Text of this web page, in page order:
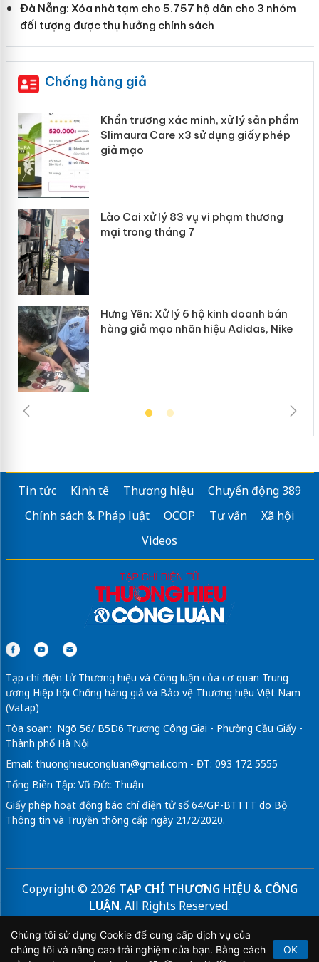
Đà Nẵng: Xóa nhà tạm cho 5.757 hộ dân cho 3 nhóm
đối tượng được thụ hưởng chính sách
Chống hàng giả
Khẩn trương xác minh, xử lý sản phẩm
Slimaura Care x3 sử dụng giấy phép
giả mạo
Lào Cai xử lý 83 vụ vi phạm thương
mại trong tháng 7
Hưng Yên: Xử lý 6 hộ kinh doanh bán
hàng giả mạo nhãn hiệu Adidas, Nike
Tin tức Kinh tế Thương hiệu
Chuyển động 389
Chính sách & Pháp luật
OCOP Tư vấn
Xã hội
Videos
Tạp chí điện tử Thương hiệu và Công luận của cơ quan Trung
ương Hiệp hội Chống hàng giả và Bảo vệ Thương hiệu Việt Nam
(Vatap)
Tòa soạn: Ngõ 56/ B5D6 Trương Công Giai - Phường Cầu Giấy -
Thành phố Hà Nội
Email: thuonghieucongluan@gmail.com - ĐT: 093 172 5555
Tổng Biên Tập: Vũ Đức Thuận
Giấy phép hoạt động báo chí điện tử số 64/GP-BTTTT do Bộ
Thông tin và Truyền thông cấp ngày 21/2/2020.
Copyright © 2026 TẠP CHÍ THƯƠNG HIỆU & CÔNG
LUẬN. All Rights Reserved.
Bản quyền thuộc Tạp chí Thương hiệu và Công luận. Cấm
sao chép dưới mọi hình thức nếu không có sự chấp thuận
Chúng tôi sử dụng Cookie để cung cấp dịch vụ của
chúng tôi và nâng cao trải nghiệm của bạn. Bằng cách
OK